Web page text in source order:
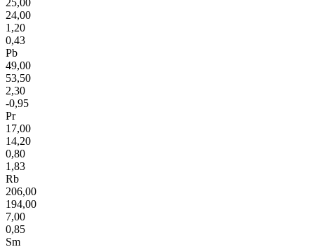
24,00
1,20
0,43
Pb
49,00
53,50
2,30
-0,95
Pr
17,00
14,20
0,80
1,83
Rb
206,00
194,00
7,00
0,85
Sm